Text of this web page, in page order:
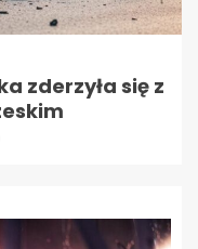
zderzyła się z